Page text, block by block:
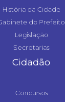
História da Cidade
do Prefeito
Legislação
Secretarias
Cidadão
Concursos